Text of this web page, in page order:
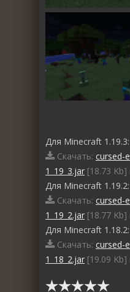
Для Minecraft 1.19.3:
Скачать: cursed-
1_19_3.jar [18.73 Kb]
Для Minecraft 1.19.2:
Скачать: cursed-
1_19_2.jar [18.77 Kb]
Для Minecraft 1.18.2:
Скачать: cursed-
1_18_2.jar [19.09 Kb]